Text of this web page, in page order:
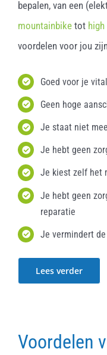
bepalen, van een
mountainbiketot
voordelen voor jou
Goed voor je
Geen hoge
Je staat niet
Je hebt geen
Je kiest zelf het
Je hebt geen
reparatie
Je vermindert
Lees verder
Voordelen